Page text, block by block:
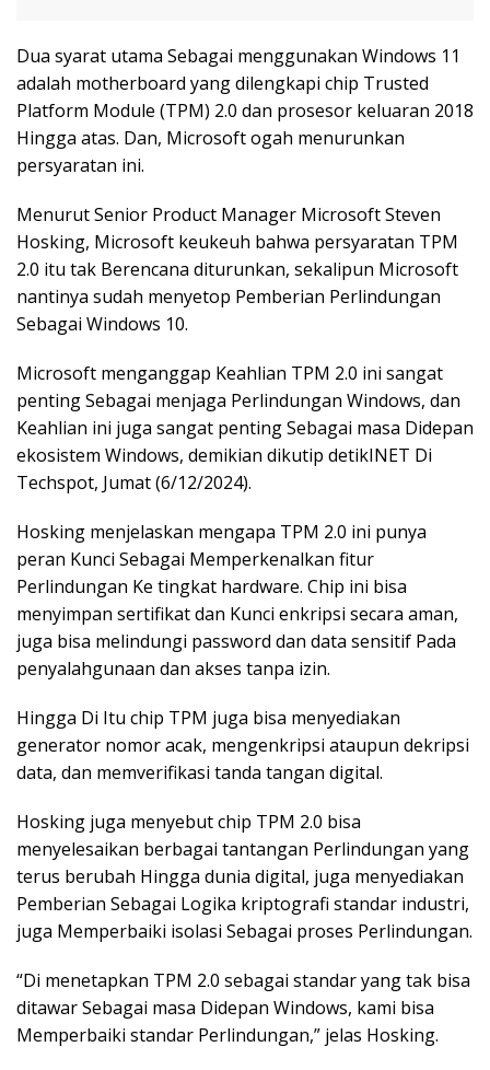
Dua syarat utama Sebagai menggunakan Windows 11
adalah motherboard yang dilengkapi chip Trusted
Platform Module (TPM) 2.0 dan prosesor keluaran 2018
Hingga atas. Dan, Microsoft ogah menurunkan
persyaratan ini.
Menurut Senior Product Manager Microsoft Steven
Hosking, Microsoft keukeuh bahwa persyaratan TPM
2.0 itu tak Berencana diturunkan, sekalipun Microsoft
nantinya sudah menyetop Pemberian Perlindungan
Sebagai Windows 10.
Microsoft menganggap Keahlian TPM 2.0 ini sangat
penting Sebagai menjaga Perlindungan Windows, dan
Keahlian ini juga sangat penting Sebagai masa Didepan
ekosistem Windows, demikian dikutip detikINET Di
Techspot, Jumat (6/12/2024).
Hosking menjelaskan mengapa TPM 2.0 ini punya
peran Kunci Sebagai Memperkenalkan fitur
Perlindungan Ke tingkat hardware. Chip ini bisa
menyimpan sertifikat dan Kunci enkripsi secara aman,
juga bisa melindungi password dan data sensitif Pada
penyalahgunaan dan akses tanpa izin.
Hingga Di Itu chip TPM juga bisa menyediakan
generator nomor acak, mengenkripsi ataupun dekripsi
data, dan memverifikasi tanda tangan digital.
Hosking juga menyebut chip TPM 2.0 bisa
menyelesaikan berbagai tantangan Perlindungan yang
terus berubah Hingga dunia digital, juga menyediakan
Pemberian Sebagai Logika kriptografi standar industri,
juga Memperbaiki isolasi Sebagai proses Perlindungan.
“Di menetapkan TPM 2.0 sebagai standar yang tak bisa
ditawar Sebagai masa Didepan Windows, kami bisa
Memperbaiki standar Perlindungan,” jelas Hosking.